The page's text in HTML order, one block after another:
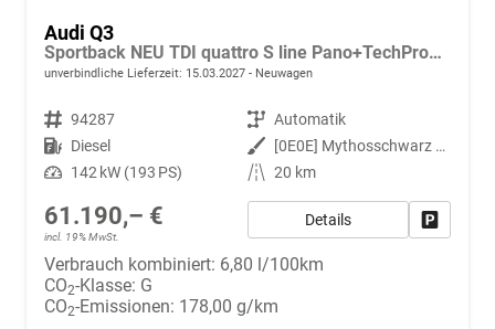
Audi Q3
Sportback NEU TDI quattro S line Pano+TechPro+Matrix+AHK+HUD+Alu20+KlimaPlus+DCC+SONOS
unverbindliche Lieferzeit: 15.03.2027 Neuwagen
Fahrzeugnr. 94287 Getriebe Automatik
Kraftstoff Diesel Außenfarbe
[0E0E] Mythosschwarz Metallic
Leistung 142 kW (193 PS) Kilometerstand 20 km
61.190,– €
incl. 19% MwSt.
Details
Verbrauch kombiniert: 6,80 l/100km
CO2-Klasse: G
CO2-Emissionen: 178,00 g/km